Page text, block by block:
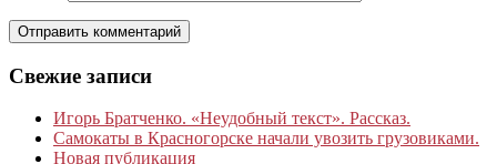
Свежие записи
Игорь Братченко. «Неудобный текст». Рассказ.
Самокаты в Красногорске начали увозить грузовиками.
Новая публикация